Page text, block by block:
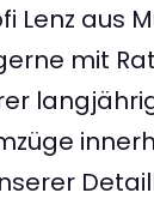
Lenz aus
mit